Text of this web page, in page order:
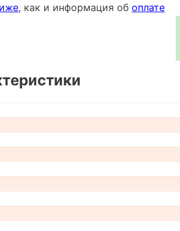
, как и информация об оплате